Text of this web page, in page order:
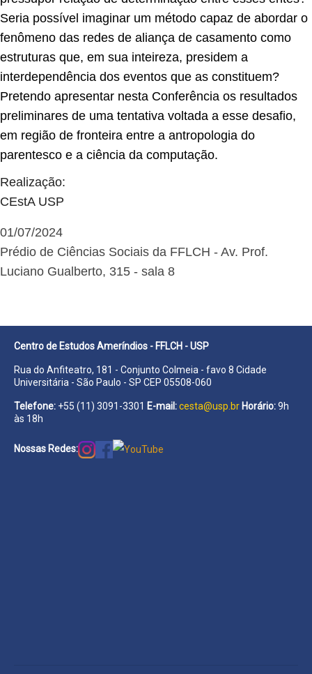
Seria possível imaginar um método capaz de abordar o
fenômeno das redes de aliança de casamento como
estruturas que, em sua inteireza, presidem a
interdependência dos eventos que as constituem?
Pretendo apresentar nesta Conferência os resultados
preliminares de uma tentativa voltada a esse desafio,
em região de fronteira entre a antropologia do
parentesco e a ciência da computação.
Realização:
CEstA USP
01/07/2024
Prédio de Ciências Sociais da FFLCH - Av. Prof.
Luciano Gualberto, 315 - sala 8
Centro de Estudos Ameríndios - FFLCH - USP
Rua do Anfiteatro, 181 - Conjunto Colmeia - favo 8 Cidade
Universitária - São Paulo - SP CEP 05508-060
Telefone: +55 (11) 3091-3301 E-mail:cesta@usp.br Horário:9h
às 18h
Nossas Redes: